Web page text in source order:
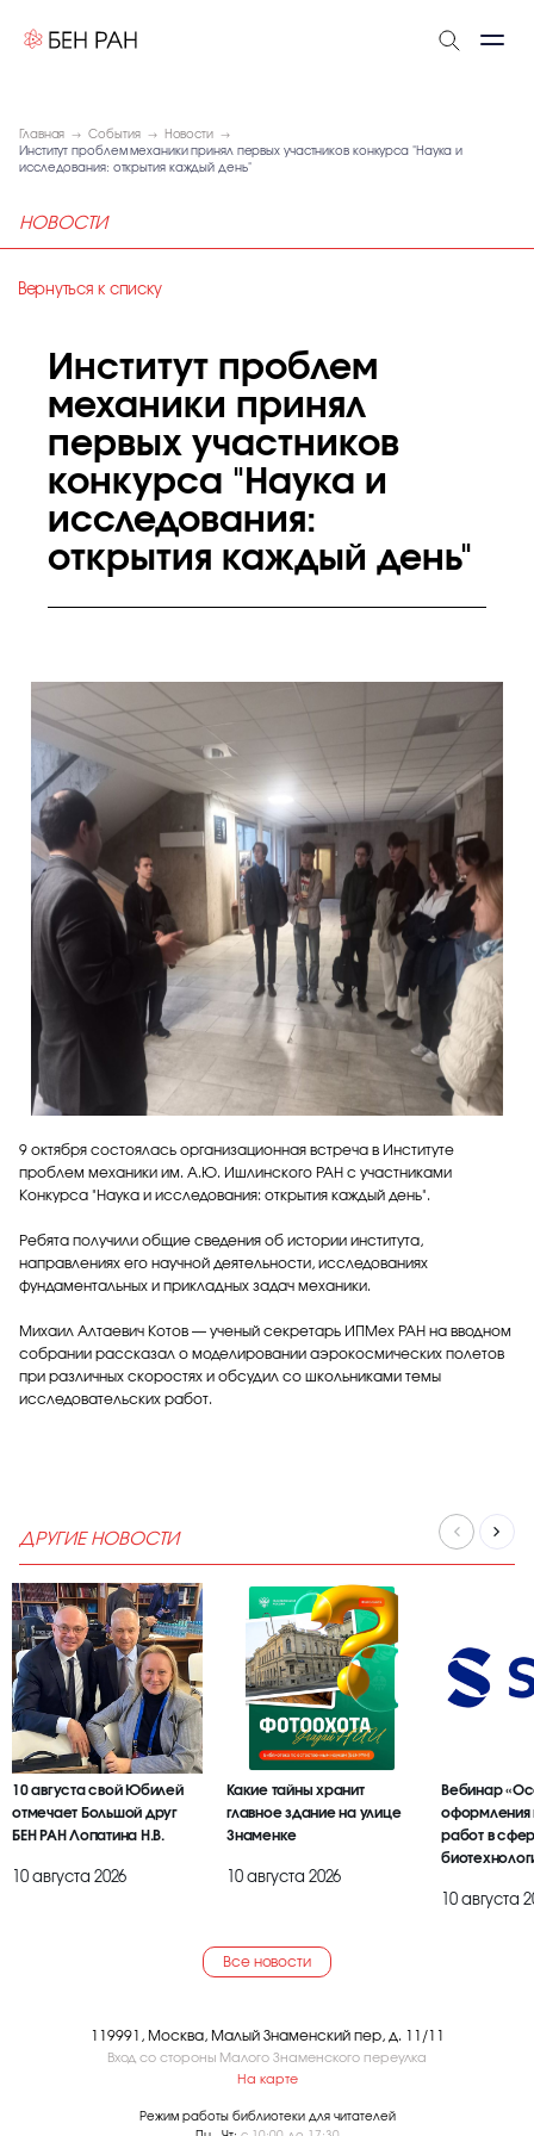
Главная События
Новости
Институт проблем механики принял первых участников конкурса "Наука и
исследования: открытия каждый день"
НОВОСТИ
Вернуться к списку
Институт проблем
механики принял
первых участников
конкурса "Наука и
исследования:
открытия каждый день"
9 октября состоялась организационная встреча в Институте
проблем механики им. А.Ю. Ишлинского РАН с участниками
Конкурса "Наука и исследования: открытия каждый день".
Ребята получили общие сведения об истории института,
направлениях его научной деятельности, исследованиях
фундаментальных и прикладных задач механики.
Михаил Алтаевич Котов — ученый секретарь ИПМех РАН на вводном
собрании рассказал о моделировании аэрокосмических полетов
при различных скоростях и обсудил со школьниками темы
исследовательских работ.
ДРУГИЕ НОВОСТИ
10 августа свой Юбилей
отмечает Большой друг
БЕН РАН Лопатина Н.В.
10 августа 2026
Какие тайны хранит
главное здание на улице
Знаменке
10 августа 2026
Вебинар
оформления
работ в
10 августа
Все новости
119991, Москва, Малый Знаменский пер, д. 11/11
Вход со стороны Малого Знаменского переулка
На карте
Режим работы библиотеки для читателей